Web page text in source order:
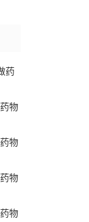
药
物
物
物
物